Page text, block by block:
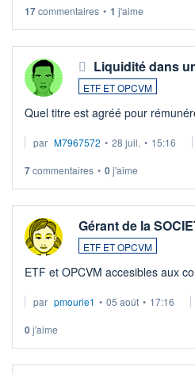
17commentaires • 1 j'aime
Liquidité dans
ETF ET OPCVM
Quel titre est agréé pour
par M7967572 • 28 juil. • 15:16
7commentaires • 0j'aime
Gérant de la
ETF ET OPCVM
ETF et OPCVM
par pmourie1 • 05 août • 17:16
0j'aime